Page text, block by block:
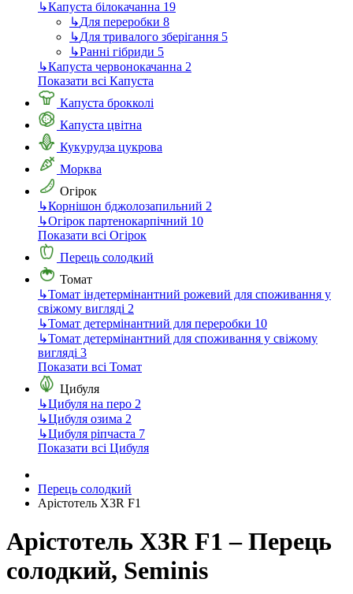
↳Капуста білокачанна 19
↳Для переробки 8
↳Для тривалого зберігання 5
↳Ранні гібриди 5
↳Капуста червонокачанна 2
Показати всі Капуста
Капуста брокколі
Капуста цвітна
Кукурудза цукрова
Морква
Огірок
↳Корнішон бджолозапильний 2
↳Огірок партенокарпічний 10
Показати всі Огірок
Перець солодкий
Томат
↳Томат індетермінантний рожевий для споживання у
свіжому вигляді 2
↳Томат детермінантний для переробки 10
↳Томат детермінантний для споживання у свіжому
вигляді 3
Показати всі Томат
Цибуля
↳Цибуля на перо 2
↳Цибуля озима 2
↳Цибуля ріпчаста 7
Показати всі Цибуля
Перець солодкий
Арістотель X3R F1
Арістотель X3R F1 – Перець
солодкий, Seminis